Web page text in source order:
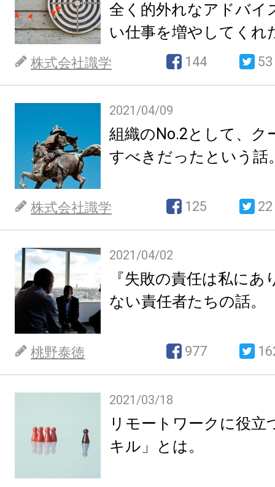
全く的外れなアドバイ
い仕事を増やしてくれ
て。
株式会社識学 144 53
2021/04/09
組織のNo.2として、ク
すべきだったという話
株式会社識学 125 22
2021/04/02
『失敗の責任は私に
ない責任者たちの話。
桃野泰徳 977
2021/03/18
リモートワークに役立
キル」とは。